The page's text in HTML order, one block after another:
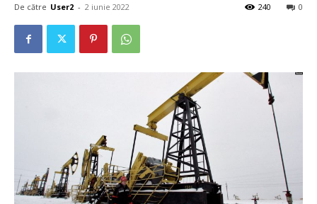
De către User2 - 2 iunie 2022 0
240